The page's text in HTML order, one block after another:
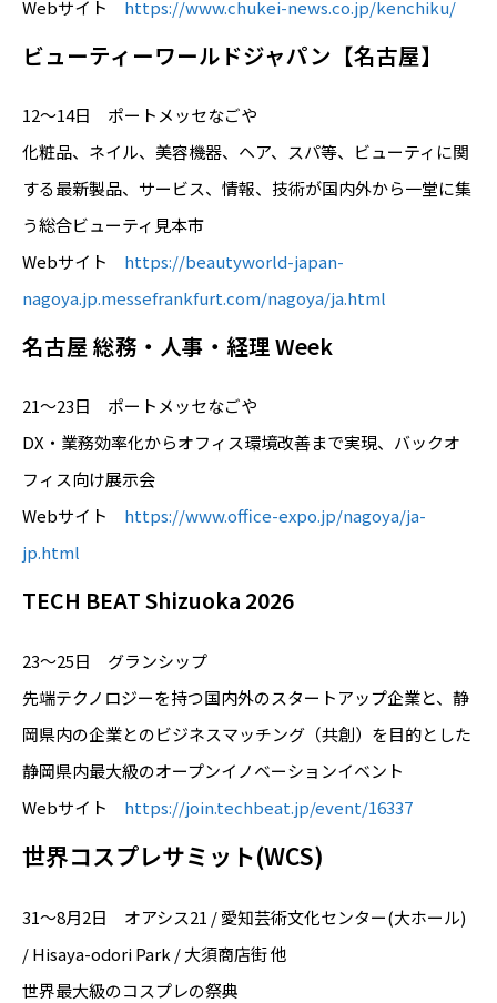
Webサイト https://www.chukei-news.co.jp/kenchiku/
ビューティーワールドジャパン【名古屋】
12～14日 ポートメッセなごや
化粧品、ネイル、美容機器、ヘア、スパ等、ビューティに関
する最新製品、サービス、情報、技術が国内外から一堂に集
う総合ビューティ見本市
Webサイト https://beautyworld-japan-
nagoya.jp.messefrankfurt.com/nagoya/ja.html
名古屋 総務・人事・経理 Week
21～23日 ポートメッセなごや
DX・業務効率化からオフィス環境改善まで実現、バックオ
フィス向け展示会
Webサイト https://www.office-expo.jp/nagoya/ja-
jp.html
TECH BEAT Shizuoka 2026
23～25日 グランシップ
先端テクノロジーを持つ国内外のスタートアップ企業と、静
岡県内の企業とのビジネスマッチング（共創）を目的とした
静岡県内最大級のオープンイノベーションイベント
Webサイト https://join.techbeat.jp/event/16337
世界コスプレサミット(WCS)
31～8月2日 オアシス21 / 愛知芸術文化センター(大ホール)
/ Hisaya-odori Park / 大須商店街 他
世界最大級のコスプレの祭典